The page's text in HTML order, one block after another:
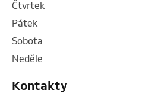
čtvrtek
pátek
sobota
neděle
Kontakty